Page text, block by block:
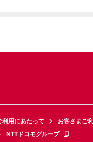
利用にあたって お客さまご
NTTドコモグループ